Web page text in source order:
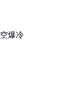
爆冷